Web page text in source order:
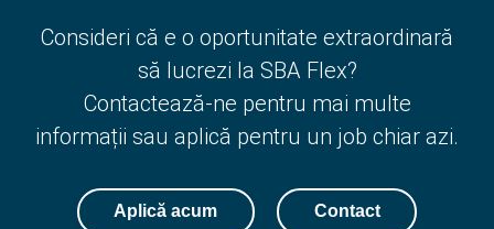
Consideri că e o oportunitate extraordinară
să lucrezi la SBA Flex?
Contactează-ne pentru mai multe
informații sau aplică pentru un job chiar azi.
Aplică acum Contact